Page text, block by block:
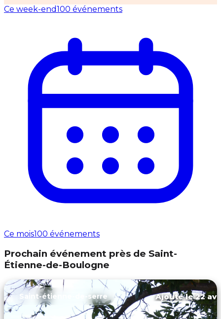
Ce week-end100 événements
Ce mois100 événements
Prochain événement près de Saint-
Étienne-de-Boulogne
Saint-étienne-de-serre Ajouté le 22